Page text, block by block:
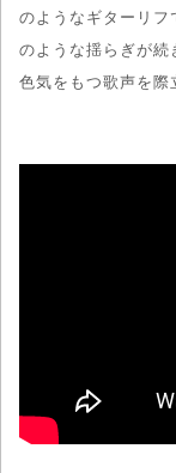
のようなギターリフ
のような揺らぎが続
色気をもつ歌声を際